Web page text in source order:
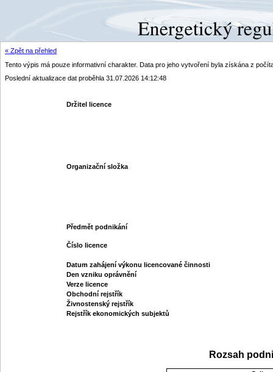
« Zpět na přehled
Tento výpis má pouze informativní charakter. Data pro jeho vytvoření byla získána z
Poslední aktualizace dat proběhla 31.07.2026 14:12:48
Držitel licence
Organizační složka
Předmět podnikání
Číslo licence
Datum zahájení výkonu licencované činnosti
Den vzniku oprávnění
Verze licence
Obchodní rejstřík
Živnostenský rejstřík
Rejstřík ekonomických subjektů
Rozsah